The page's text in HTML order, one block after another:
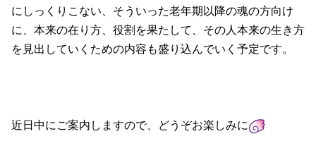
にしっくりこない、そういった老年期以降の魂の方向け
に、本来の在り方、役割を果たして、その人本来の生き方
を見出していくための内容も盛り込んでいく予定です。
近日中にご案内しますので、どうぞお楽しみに